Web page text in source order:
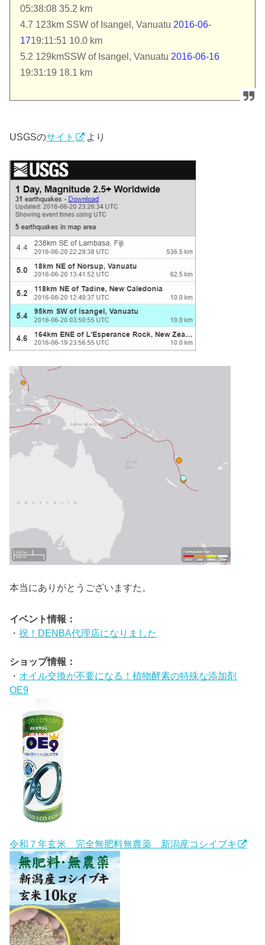
05:38:08 35.2 km
4.7 123km SSW of Isangel, Vanuatu 2016-06-
1719:11:51 10.0 km
5.2 129kmSSW of Isangel, Vanuatu 2016-06-16
19:31:19 18.1 km
USGSのサイト より
本当にありがとうございますた。
イベント情報：
・祝！DENBA代理店になりました
ショップ情報：
・ オイル交換が不要になる！植物酵素の特殊な添加剤
OE9
令和７年玄米 完全無肥料無農薬 新潟産コシイブキ